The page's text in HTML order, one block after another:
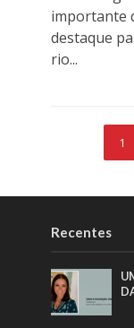
importante
destaque
rio...
1
Recentes